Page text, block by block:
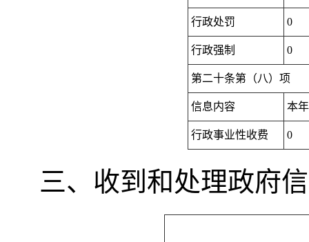
行政处罚 0
行政强制 0
第二十条第（八）项
信息内容 本
行政事业性收费 0
三、收到和处理政府